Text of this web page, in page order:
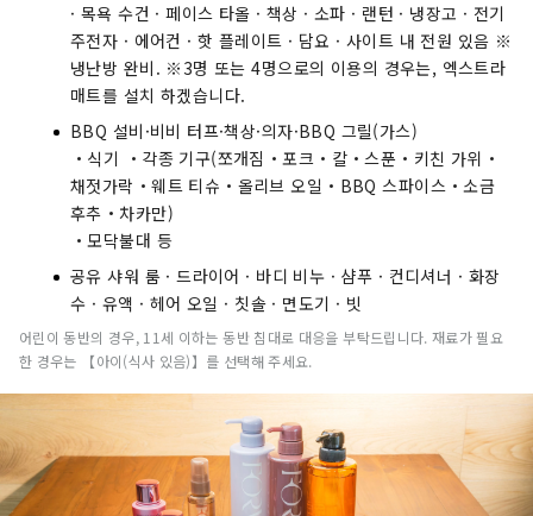
· 목욕 수건 · 페이스 타올 · 책상 · 소파 · 랜턴 · 냉장고 · 전기
주전자 · 에어컨 · 핫 플레이트 · 담요 · 사이트 내 전원 있음 ※
냉난방 완비. ※3명 또는 4명으로의 이용의 경우는, 엑스트라
매트를 설치 하겠습니다.
BBQ 설비·비비 터프·책상·의자·BBQ 그릴(가스)
・식기 ・각종 기구(쪼개짐・포크・칼・스푼・키친 가위・
채젓가락・웨트 티슈・올리브 오일・BBQ 스파이스・소금
후추・차카만)
・모닥불대 등
공유 샤워 룸 · 드라이어 · 바디 비누 · 샴푸 · 컨디셔너 · 화장
수 · 유액 · 헤어 오일 · 칫솔 · 면도기 · 빗
어린이 동반의 경우, 11세 이하는 동반 침대로 대응을 부탁드립니다. 재료가 필요
한 경우는 【아이(식사 있음)】를 선택해 주세요.